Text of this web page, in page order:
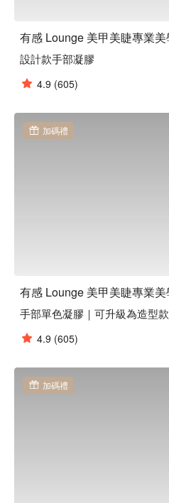
設計款手部凝膠
4.9 (605)
加碼禮
手部單色凝膠｜可升級為造型款
4.9 (605)
加碼禮